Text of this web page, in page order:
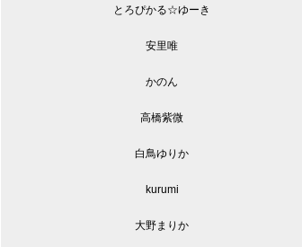
とろぴかる☆ゆーき
安里唯
かのん
高橋紫微
白鳥ゆりか
kurumi
大野まりか